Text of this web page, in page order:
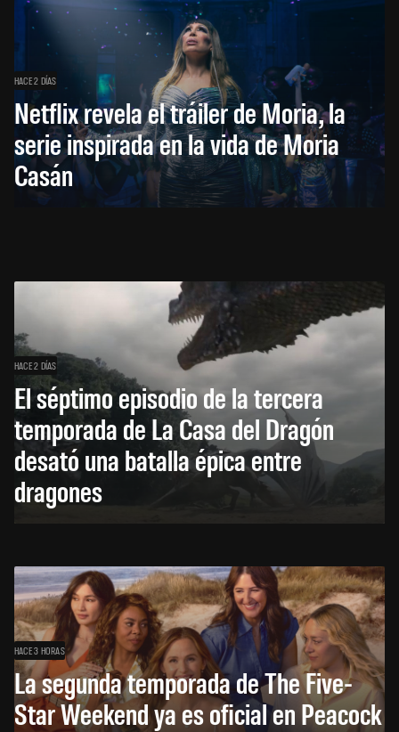
HACE 2 DÍAS
Netflix revela el tráiler de Moria, la
serie inspirada en la vida de Moria
Casán
HACE 2 DÍAS
El séptimo episodio de la tercera
temporada de La Casa del Dragón
desató una batalla épica entre
dragones
HACE 3 HORAS
La segunda temporada de The Five-
Star Weekend ya es oficial en Peacock